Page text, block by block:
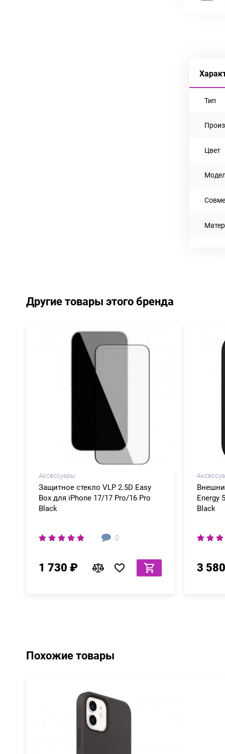
Тип
Цвет
Другие товары этого бренда
Аксессуары
Защитное стекло VLP 2.5D Easy
Box для iPhone 17/17 Pro/16 Pro
Black
0
1 730 ₽
Energy
Black
3
Похожие товары